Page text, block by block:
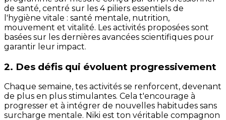
de santé, centré sur les 4 piliers essentiels de
l'hygiène vitale : santé mentale, nutrition,
mouvement et vitalité. Les activités proposées sont
basées sur les dernières avancées scientifiques pour
garantir leur impact.
2. Des défis qui évoluent progressivement
Chaque semaine, tes activités se renforcent, devenant
de plus en plus stimulantes. Cela t'encourage à
progresser et à intégrer de nouvelles habitudes sans
surcharge mentale. Niki est ton véritable compagnon